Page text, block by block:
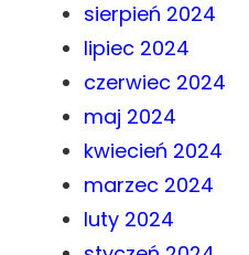
sierpień 2024
lipiec 2024
czerwiec 2024
maj 2024
kwiecień 2024
marzec 2024
luty 2024